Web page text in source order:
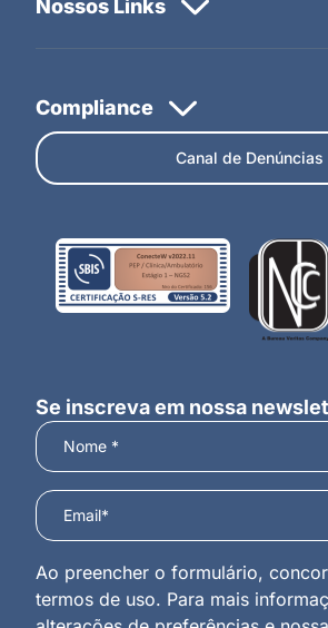
Canal de Denúncias
Se inscreva em nossa
Ao preencher o formulário,
termos de uso. Para mais